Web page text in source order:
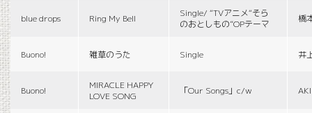
blue drops Ring My Bell
Single/ “TVアニメ“そら
のおとしもの”OPテーマ
橋
Buono! 雑草のうた Single 井
Buono!
MIRACLE HAPPY
LOVE SONG
「Our Songs」c/w